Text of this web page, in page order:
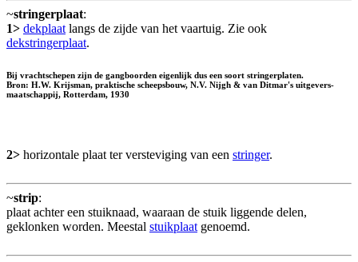
~stringerplaat:
1> dekplaat langs de zijde van het vaartuig. Zie ook
dekstringerplaat.
Bij vrachtschepen zijn de gangboorden eigenlijk dus een soort stringerplaten.
Bron: H.W. Krijsman, praktische scheepsbouw, N.V. Nijgh & van Ditmar's uitgevers-
maatschappij, Rotterdam, 1930
2> horizontale plaat ter versteviging van een stringer.
~strip:
plaat achter een stuiknaad, waaraan de stuik liggende delen,
geklonken worden. Meestal stuikplaat genoemd.